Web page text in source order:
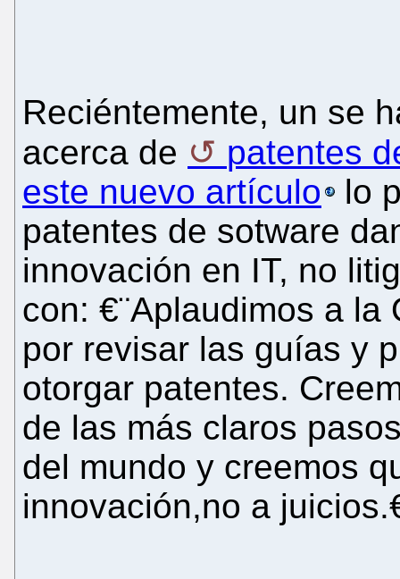
Reciéntemente, un se
acerca de
patentes
este nuevo artículo
lo
patentes de sotware
innovación en IT, no
con: €¨Aplaudimos a
por revisar las guías y
otorgar patentes.
de las más claros
del mundo y creemos
innovación,no a